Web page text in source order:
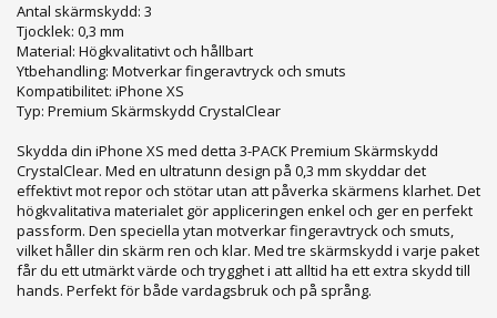
Antal skärmskydd: 3
Tjocklek: 0,3 mm
Material: Högkvalitativt och hållbart
Ytbehandling: Motverkar fingeravtryck och smuts
Kompatibilitet: iPhone XS
Typ: Premium Skärmskydd CrystalClear
Skydda din iPhone XS med detta 3-PACK Premium Skärmskydd
CrystalClear. Med en ultratunn design på 0,3 mm skyddar det
effektivt mot repor och stötar utan att påverka skärmens klarhet. Det
högkvalitativa materialet gör appliceringen enkel och ger en perfekt
passform. Den speciella ytan motverkar fingeravtryck och smuts,
vilket håller din skärm ren och klar. Med tre skärmskydd i varje paket
får du ett utmärkt värde och trygghet i att alltid ha ett extra skydd till
hands. Perfekt för både vardagsbruk och på språng.